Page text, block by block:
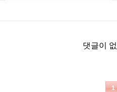
댓글이
1